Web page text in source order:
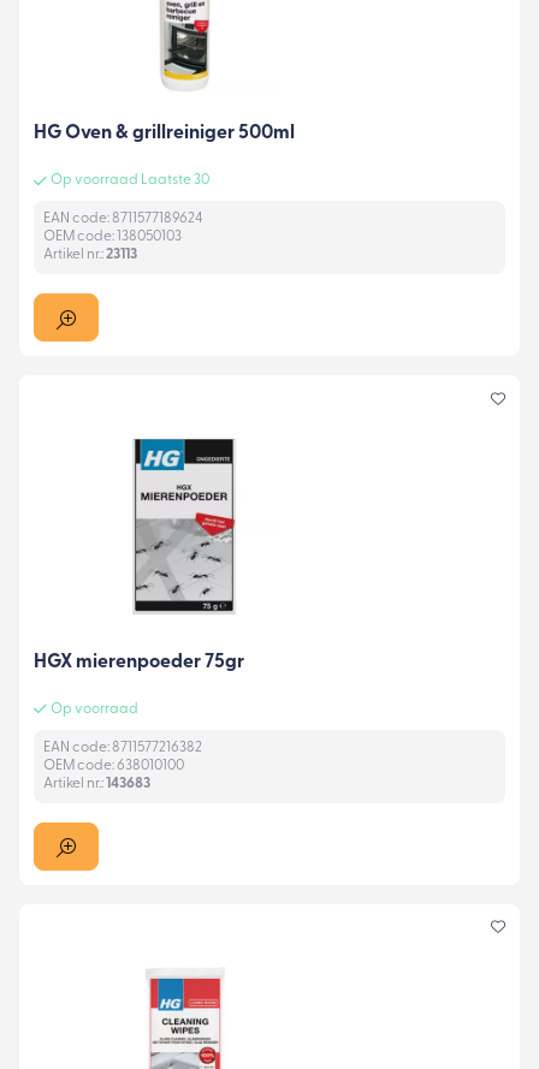
HG Oven & grillreiniger 500ml
Op voorraad Laatste 30
EAN code: 8711577189624
OEM code: 138050103
Artikel nr.:23113
HGX mierenpoeder 75gr
Op voorraad
EAN code: 8711577216382
OEM code: 638010100
Artikel nr.:143683